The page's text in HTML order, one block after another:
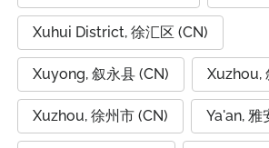
Xuhui District, 徐汇区 (CN)
Xuyong, 叙永县 (CN) Xuzhou,
Xuzhou, 徐州市 (CN) Ya'an, 雅